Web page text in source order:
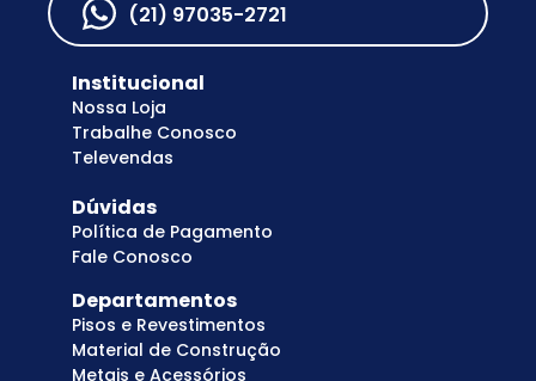
(21) 97035-2721
Institucional
Nossa Loja
Trabalhe Conosco
Televendas
Dúvidas
Política de Pagamento
Fale Conosco
Departamentos
Pisos e Revestimentos
Material de Construção
Metais e Acessórios